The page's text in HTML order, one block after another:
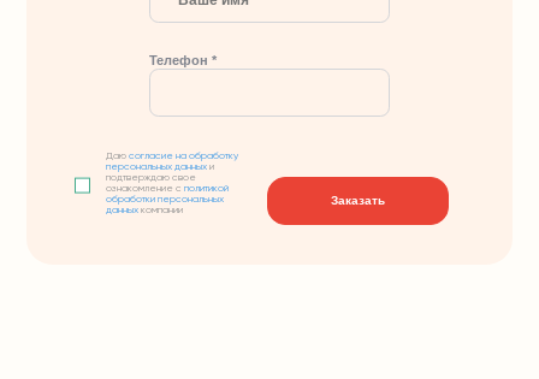
Телефон *
Даюсогласие на обработку
персональных данных и
подтверждаю свое
ознакомление сполитикой
обработки персональных
данных компании
Заказать